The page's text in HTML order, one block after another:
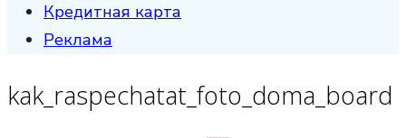
Кредитная карта
Реклама
kak_raspechatat_foto_doma_board